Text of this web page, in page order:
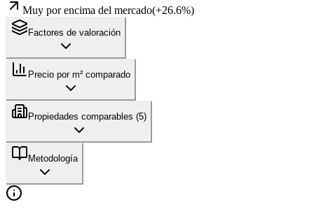
Muy por encima del mercado(+26.6%)
Factores de valoración
Precio por m² comparado
Propiedades comparables (5)
Metodología